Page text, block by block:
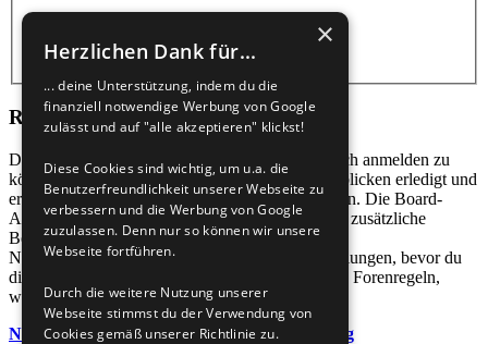
Registrieren
Du musst in diesem Forum registriert sein, um dich anmelden zu
können. Die Registrierung ist in wenigen Augenblicken erledigt und
ermöglicht dir, auf weitere Funktionen zuzugreifen. Die Board-
Administration kann registrierten Benutzern auch zusätzliche
Berechtigungen zuweisen. Beachte bitte unsere
Nutzungsbedingungen und die verwandten Regelungen, bevor du
dich registrierst. Bitte beachte auch die jeweiligen Forenregeln,
wenn du dich in diesem Board bewegst.
Nutzungsbedingungen|Datenschutzerklärung
×
Herzlichen Dank für...
... deine Unterstützung, indem du die
finanziell notwendige Werbung von Google
zulässt und auf "alle akzeptieren" klickst!
Diese Cookies sind wichtig, um u.a. die
Benutzerfreundlichkeit unserer Webseite zu
verbessern und die Werbung von Google
zuzulassen. Denn nur so können wir unsere
Webseite fortführen.
Durch die weitere Nutzung unserer
Webseite stimmst du der Verwendung von
Cookies gemäß unserer Richtlinie zu.